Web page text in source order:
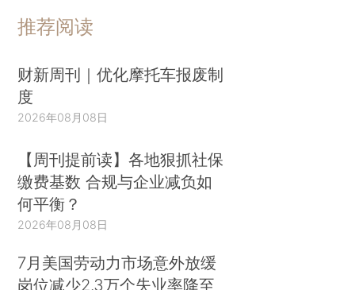
推荐阅读
财新周刊｜优化摩托车报废制
度
2026年08月08日
【周刊提前读】各地狠抓社保
缴费基数 合规与企业减负如
何平衡？
2026年08月08日
7月美国劳动力市场意外放缓
岗位减少2.3万个失业率降至